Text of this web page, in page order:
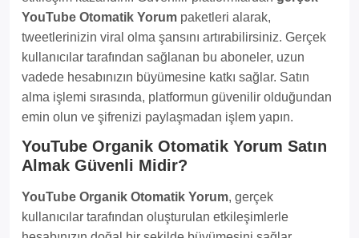
YouTube Otomatik Yorum paketleri alarak,
tweetlerinizin viral olma şansını artırabilirsiniz. Gerçek
kullanıcılar tarafından sağlanan bu aboneler, uzun
vadede hesabınızın büyümesine katkı sağlar. Satın
alma işlemi sırasında, platformun güvenilir olduğundan
emin olun ve şifrenizi paylaşmadan işlem yapın.
YouTube Organik Otomatik Yorum Satın
Almak Güvenli Midir?
YouTube Organik Otomatik Yorum, gerçek
kullanıcılar tarafından oluşturulan etkileşimlerle